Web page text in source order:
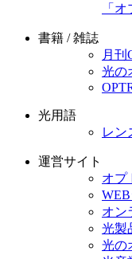
「
書籍 / 雑誌
月刊
光の
光用語
レン
運営サイト
オプ
オン
光製
光の